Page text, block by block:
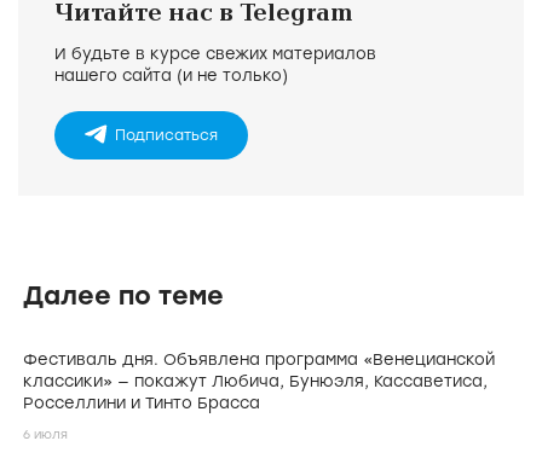
Читайте нас в Telegram
И будьте в курсе свежих материалов
нашего сайта (и не только)
Подписаться
Далее по теме
Фестиваль дня. Объявлена программа «Венецианской
классики» — покажут Любича, Бунюэля, Кассаветиса,
Росселлини и Тинто Брасса
6 июля